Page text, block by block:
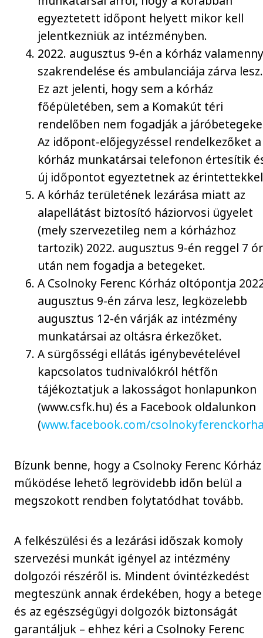
egyeztetett időpont helyett mikor kell
jelentkezniük az intézményben.
2022. augusztus 9-én a kórház
szakrendelése és ambulanciája zárva lesz.
Ez azt jelenti, hogy sem a kórház
főépületében, sem a Komakút téri
rendelőben nem fogadják a
Az időpont-előjegyzéssel rendelkezőket a
kórház munkatársai telefonon értesítik
új időpontot egyeztetnek az
A kórház területének lezárása miatt az
alapellátást biztosító háziorvosi ügyelet
(mely szervezetileg nem a kórházhoz
tartozik) 2022. augusztus 9-én reggel 7
után nem fogadja a betegeket.
A Csolnoky Ferenc Kórház oltópontja
augusztus 9-én zárva lesz, legközelebb
augusztus 12-én várják az intézmény
munkatársai az oltásra érkezőket.
A sürgősségi ellátás igénybevételével
kapcsolatos tudnivalókról hétfőn
tájékoztatjuk a lakosságot honlapunkon
(www.csfk.hu) és a Facebook oldalunkon
(www.facebook.com/
Bízunk benne, hogy a Csolnoky Ferenc Kórház
működése lehető legrövidebb időn belül a
megszokott rendben folytatódhat tovább.
A felkészülési és a lezárási időszak komoly
szervezési munkát igényel az intézmény
dolgozói részéről is. Mindent óvintézkedést
megteszünk annak érdekében, hogy a
és az egészségügyi dolgozók biztonságát
garantáljuk – ehhez kéri a Csolnoky Ferenc